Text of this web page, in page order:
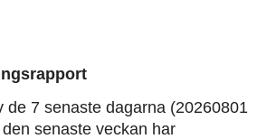
de 7 senaste dagarna (20260801
senaste veckan har